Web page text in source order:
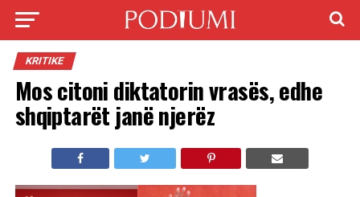
KRITIKE
Mos citoni diktatorin vrasës, edhe
shqiptarët janë njerëz